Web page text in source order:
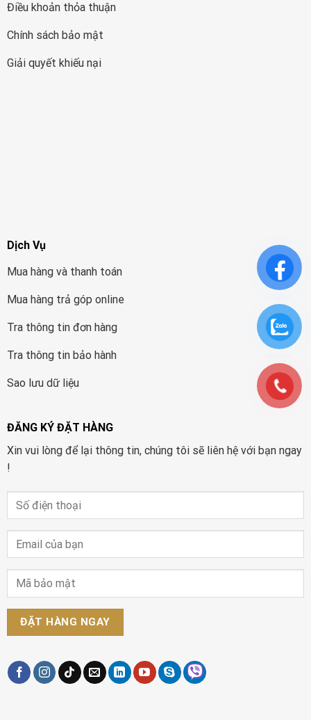
Điều khoản thỏa thuận
Chính sách bảo mật
Giải quyết khiếu nại
Dịch Vụ
Mua hàng và thanh toán
Mua hàng trả góp online
Tra thông tin đơn hàng
Tra thông tin bảo hành
Sao lưu dữ liệu
ĐĂNG KÝ ĐẶT HÀNG
Xin vui lòng để lại thông tin, chúng tôi sẽ liên hệ với bạn ngay
!